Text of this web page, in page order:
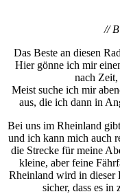
//
Das Beste an diesen
Hier gönne ich mir
nach
Meist suche ich mir
aus, die ich dann in
Bei uns im Rheinland
und ich kann mich auch
die Strecke für meine
kleine, aber feine
Rheinland wird in dieser
sicher, dass es in